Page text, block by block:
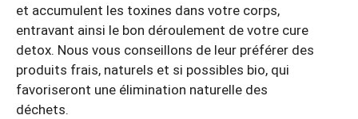
et accumulent les toxines dans votre corps,
entravant ainsi le bon déroulement de votre cure
detox. Nous vous conseillons de leur préférer des
produits frais, naturels et si possibles bio, qui
favoriseront une élimination naturelle des
déchets.